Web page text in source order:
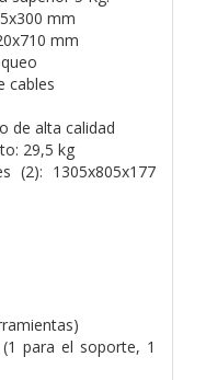
mm
mm
cables
de alta calidad
29,5 kg
(2): 1305x805x177
para el soporte, 1